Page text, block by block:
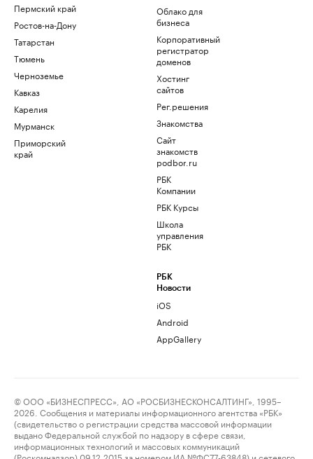
Пермский край
Ростов-на-Дону
Татарстан
Тюмень
Черноземье
Кавказ
Карелия
Мурманск
Приморский
край
Облако для
бизнеса
Корпоративный
регистратор
доменов
Хостинг
сайтов
Рег.решения
Знакомства
Сайт
знакомств
podbor.ru
РБК
Компании
РБК Курсы
Школа
управления
РБК
РБК
Новости
iOS
Android
AppGallery
© ООО «БИЗНЕСПРЕСС», АО «РОСБИЗНЕСКОНСАЛТИНГ», 1995–
2026. Сообщения и материалы информационного агентства «РБК»
(свидетельство о регистрации средства массовой информации
выдано Федеральной службой по надзору в сфере связи,
информационных технологий и массовых коммуникаций